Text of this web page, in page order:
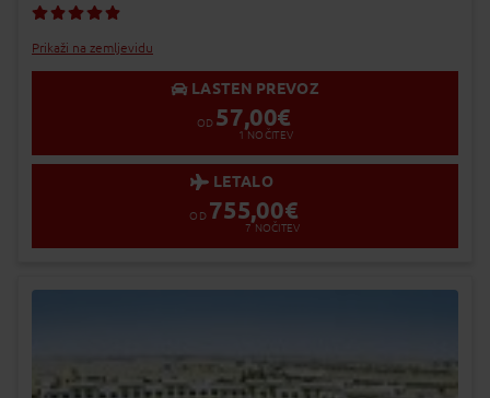
Prikaži na zemljevidu
LASTEN PREVOZ
OD 57,00€
1 NOČITEV
LETALO
OD 755,00€
7 NOČITEV